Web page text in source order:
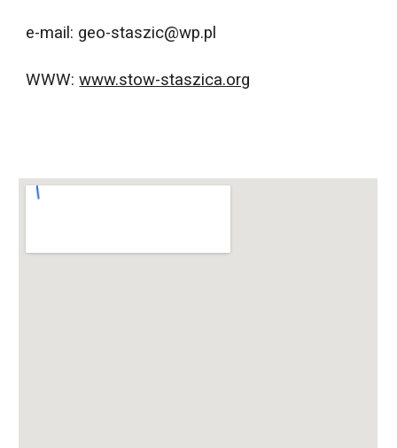
e-mail: geo-staszic@wp.pl
WWW: www.stow-staszica.org